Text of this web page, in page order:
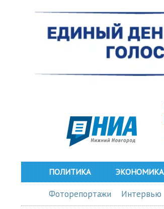
ПОЛИТИКА ЭКОНОМИКА
Фоторепортажи Интервью